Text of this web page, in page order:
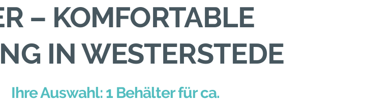
– KOMFORTABLE
IN WESTERSTEDE
Ihre Auswahl: 1 Behälter für ca.